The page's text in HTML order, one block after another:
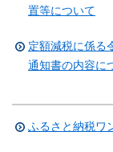
置等について
定額減税に係る
通知書の内容に
ふるさと納税ワ